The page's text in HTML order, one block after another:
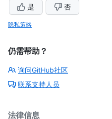
是 否
隐私策略
仍需帮助？
询问GitHub社区
联系支持人员
法律信息